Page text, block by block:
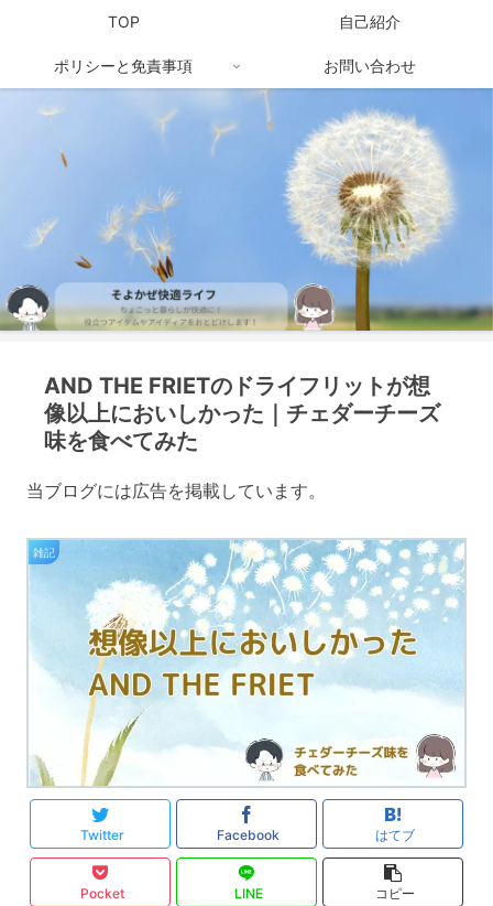
TOP 自己紹介
ポリシーと免責事項 お問い合わせ
AND THE FRIETのドライフリットが想
像以上においしかった｜チェダーチーズ
味を食べてみた
当ブログには広告を掲載しています。
雑記
Twitter Facebook はてブ
Pocket LINE コピー